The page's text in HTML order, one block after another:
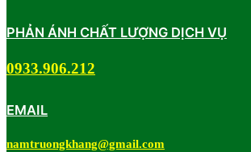
PHẢN ÁNH CHẤT LƯỢNG DỊCH VỤ
0933.906.212
EMAIL
namtruongkhang@gmail.com